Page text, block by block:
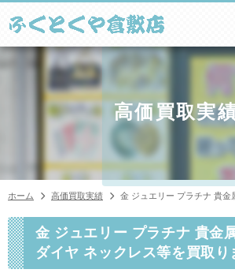
コ
高価買取実
ホーム 高価買取実績 金 ジュエリー プラチナ 貴金
金 ジュエリー プラチナ 貴金
ダイヤ ネックレス等を買取り